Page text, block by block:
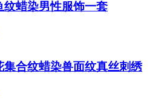
蜡染男性服饰一套
合纹蜡染兽面纹真丝刺绣